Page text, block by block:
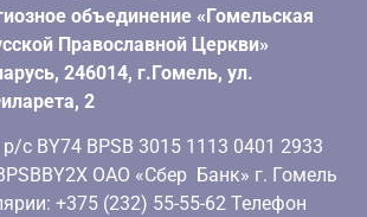
объединение «Гомельская
Православной Церкви»
246014, г.Гомель, ул.
2
с BY74 BPSB 3015 1113 0401 2933
ОАО «Сбер Банк» г. Гомель
+375 (232) 55-55-62 Телефон